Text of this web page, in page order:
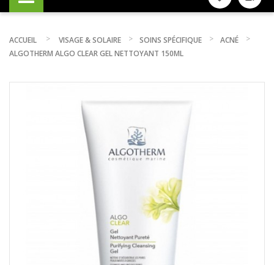
ACCUEIL VISAGE & SOLAIRE SOINS SPÉCIFIQUE
ACNÉ
ALGOTHERM ALGO CLEAR GEL NETTOYANT 150ML